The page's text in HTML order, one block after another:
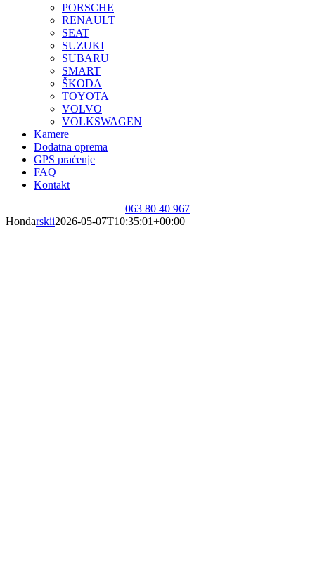
PORSCHE
RENAULT
SEAT
SUZUKI
SUBARU
SMART
ŠKODA
TOYOTA
VOLVO
VOLKSWAGEN
Kamere
Dodatna oprema
GPS praćenje
FAQ
Kontakt
063 80 40 967
Hondarskii2026-05-07T10:35:01+00:00